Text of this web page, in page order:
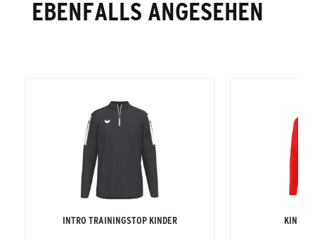
EBENFALLS ANGESEHEN
INTRO TRAININGSTOP KINDER